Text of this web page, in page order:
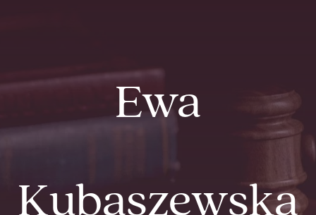
Ewa
Kubaszewska